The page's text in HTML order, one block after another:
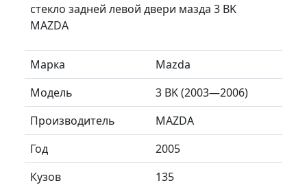
стекло задней левой двери мазда 3 BK
MAZDA
Марка
Mazda
Модель
3 BK (2003—2006)
Производитель
MAZDA
Год
2005
Кузов
135